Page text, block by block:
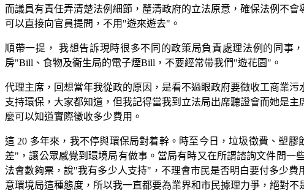
而議員有責任弄清楚法例細節，釐清政府的立法原意，確保法例不
可以直接向官員提問，不用"遊來遊去"。
順帶一提， 我想告訴現時很多不同的政策局負責處理法例的同事
房"Bill、食物及衞生局的電子煙Bill，不要經常帶我們"遊花園"。
代理主席，回想當年我從政的原因，是看不過眼政府要徵收工商業
支持環保，大家都知道，但我記得當我到立法局出席聽證會而她是
麼可以知道實際徵收多少費用。
這 20 多年來，我不停與環保局對着幹。時至今日，垃圾徵費、塑
差"，讓公眾感覺到環境局有做事。當局有時又在所謂諮詢文件問
法會數夠票，說"我有多少人支持"，不理會市民是否明白要付多少
意環境局這種態度，所以我一直都要為業界和市民據理力爭，絕對